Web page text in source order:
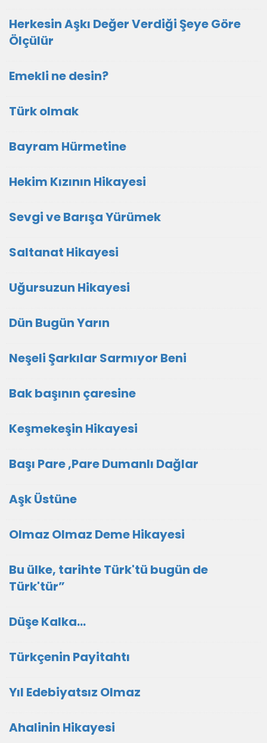
Herkesin Aşkı Değer Verdiği Şeye Göre
Ölçülür
Emekli ne desin?
Türk olmak
Bayram Hürmetine
Hekim Kızının Hikayesi
Sevgi ve Barışa Yürümek
Saltanat Hikayesi
Uğursuzun Hikayesi
Dün Bugün Yarın
Neşeli Şarkılar Sarmıyor Beni
Bak başının çaresine
Keşmekeşin Hikayesi
Başı Pare ,Pare Dumanlı Dağlar
Aşk Üstüne
Olmaz Olmaz Deme Hikayesi
Bu ülke, tarihte Türk'tü bugün de
Türk'tür”
Düşe Kalka…
Türkçenin Payitahtı
Yıl Edebiyatsız Olmaz
Ahalinin Hikayesi